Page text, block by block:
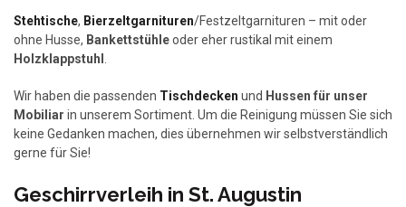
Stehtische, Bierzeltgarnituren/Festzeltgarnituren – mit oder
ohne Husse, Bankettstühleoder eher rustikal mit einem
Holzklappstuhl
Wir haben die passenden Tischdecken und Hussen für unser
Mobiliar in unserem Sortiment. Um die Reinigung müssen Sie sich
keine Gedanken machen, dies übernehmen wir selbstverständlich
gerne für Sie!
Geschirrverleih in St. Augustin